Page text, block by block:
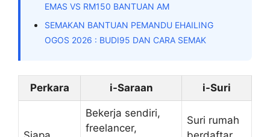
EMAS VS RM150 BANTUAN AM
SEMAKAN BANTUAN PEMANDU EHAILING
OGOS 2026 : BUDI95 DAN CARA SEMAK
Perkara i-Saraan i-Suri
Bekerja sendiri,
freelancer,
Suri rumah